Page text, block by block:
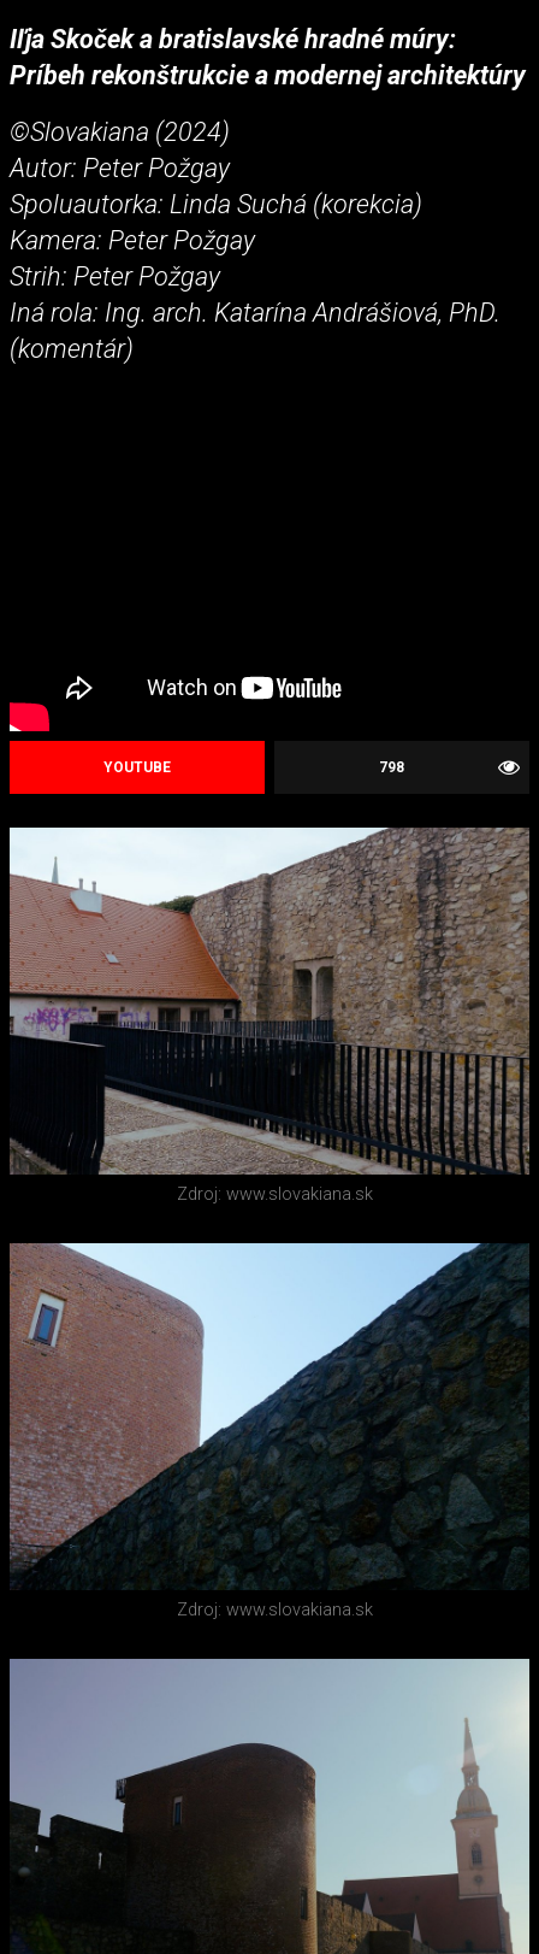
Iľja Skoček a bratislavské hradné múry:
Príbeh rekonštrukcie a modernej architektúry
©Slovakiana (2024)
Autor: Peter Požgay
Spoluautorka: Linda Suchá (korekcia)
Kamera: Peter Požgay
Strih: Peter Požgay
Iná rola: Ing. arch. Katarína Andrášiová, PhD.
(komentár)
798
YOUTUBE
Zdroj: www.slovakiana.sk
Zdroj: www.slovakiana.sk